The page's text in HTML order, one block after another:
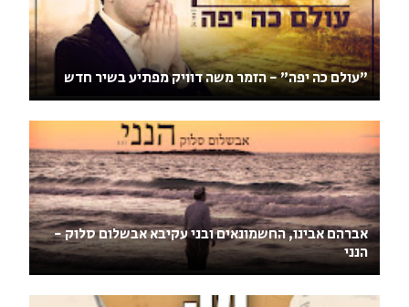
"עולם כה יפה" - הזמר משה דוויק מפתיע בשיר חדש
אברהם אבינו, החשמונאים ובני עקיבא אבשלום סלוק -
הנני